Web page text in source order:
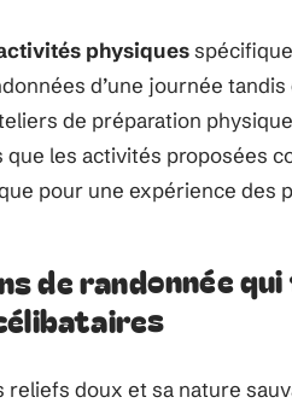
physiques
d’une journée
de préparation
les activités proposées
pour une expérience des
de randonnée
reliefs doux et sa nature